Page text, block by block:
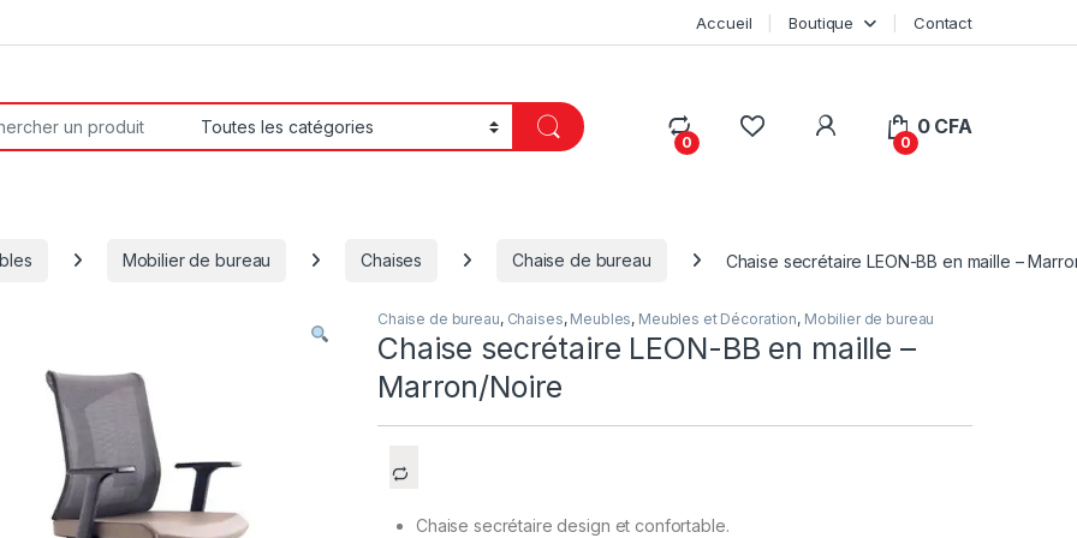
Accueil Boutique Contact
0
My Account
0
0 CFA
Mobilier de bureau Chaises Chaise de bureau Chaise secrétaire LEON-BB en maille –
Chaise de bureau, Chaises, Meubles, Meubles et Décoration, Mobilier de bureau
Chaise secrétaire LEON-BB en maille –
Marron/Noire
Chaise secrétaire design et confortable.